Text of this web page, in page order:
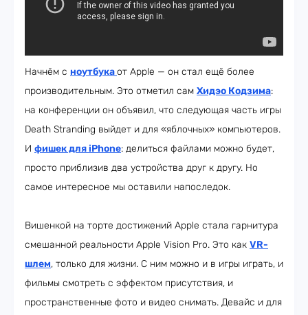
Начнём с ноутбукаот Apple — он стал ещё более
производительным. Это отметил сам Хидэо Кодзима:
на конференции он объявил, что следующая часть игры
Death Stranding выйдет и для «яблочных» компьютеров.
И фишек для iPhone: делиться файлами можно будет,
просто приблизив два устройства друг к другу. Но
самое интересное мы оставили напоследок.
Вишенкой на торте достижений Apple стала гарнитура
смешанной реальности Apple Vision Pro. Это как VR-
шлем, только для жизни. С ним можно и в игры играть, и
фильмы смотреть с эффектом присутствия, и
пространственные фото и видео снимать. Девайс и для